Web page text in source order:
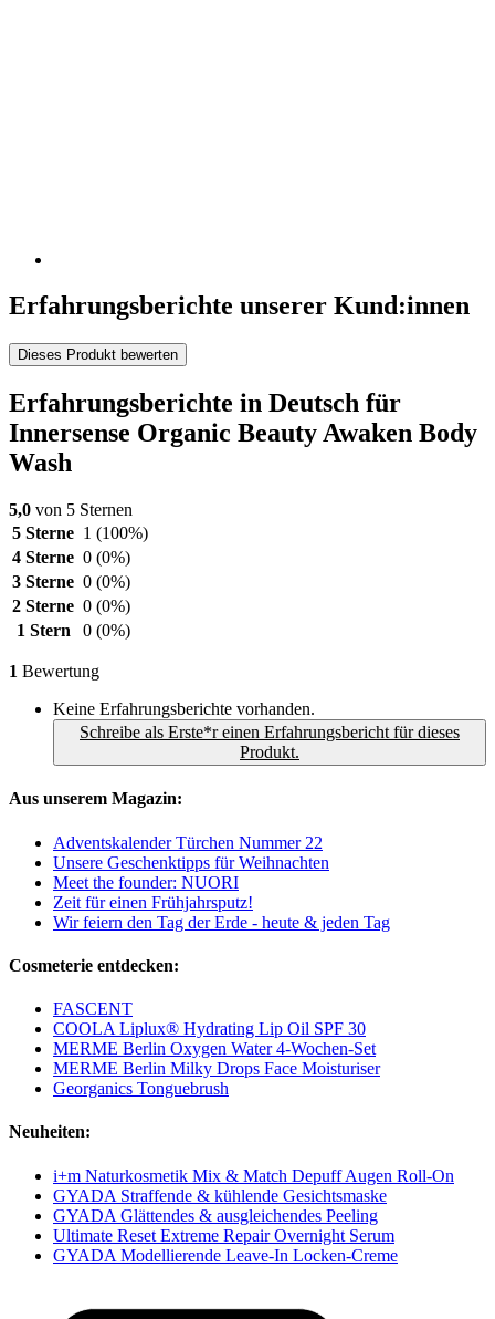
Erfahrungsberichte unserer Kund:innen
Dieses Produkt bewerten
Erfahrungsberichte in Deutsch für
Innersense Organic Beauty Awaken Body
Wash
5,0 von 5 Sternen
5 Sterne 1 (100%)
4 Sterne 0 (0%)
3 Sterne 0 (0%)
2 Sterne 0 (0%)
1 Stern
0 (0%)
1 Bewertung
Keine Erfahrungsberichte vorhanden.
Schreibe als Erste*r einen Erfahrungsbericht für dieses
Produkt.
Aus unserem Magazin:
Adventskalender Türchen Nummer 22
Unsere Geschenktipps für Weihnachten
Meet the founder: NUORI
Zeit für einen Frühjahrsputz!
Wir feiern den Tag der Erde - heute & jeden Tag
Cosmeterie entdecken:
FASCENT
COOLA Liplux® Hydrating Lip Oil SPF 30
MERME Berlin Oxygen Water 4-Wochen-Set
MERME Berlin Milky Drops Face Moisturiser
Georganics Tonguebrush
Neuheiten:
i+m Naturkosmetik Mix & Match Depuff Augen Roll-On
GYADA Straffende & kühlende Gesichtsmaske
GYADA Glättendes & ausgleichendes Peeling
Ultimate Reset Extreme Repair Overnight Serum
GYADA Modellierende Leave-In Locken-Creme